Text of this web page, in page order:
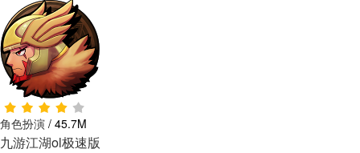
角色扮演 / 45.7M
九游江湖ol极速版